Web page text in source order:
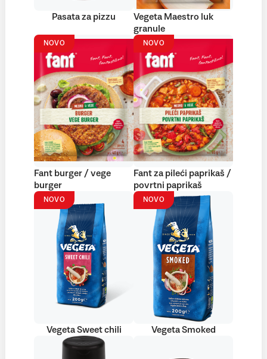
Pasata za pizzu
Vegeta Maestro luk
granule
NOVO
Fant burger / vege
burger
NOVO
Fant za pileći paprikaš /
povrtni paprikaš
NOVO
Vegeta Sweet chili
NOVO
Vegeta Smoked